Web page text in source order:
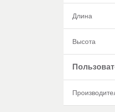
Длина
Высота